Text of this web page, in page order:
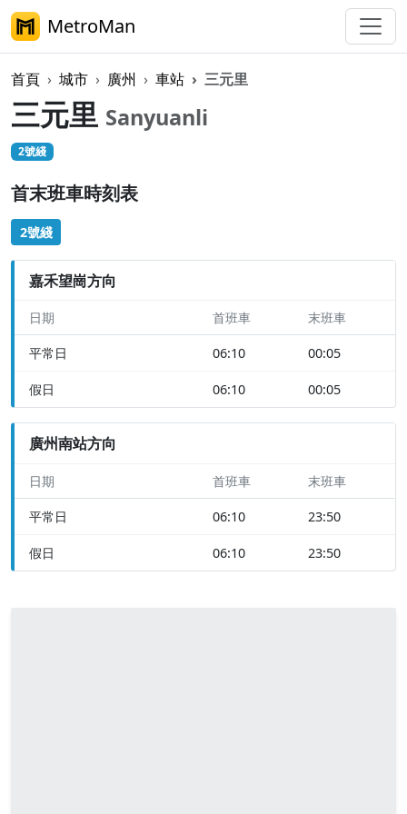
MetroMan
首頁 城市 廣州 車站 三元里
三元里 Sanyuanli
2號綫
首末班車時刻表
2號綫
嘉禾望崗方向
日期 首班車 末班車
平常日 06:10 00:05
假日 06:10 00:05
廣州南站方向
日期 首班車 末班車
平常日 06:10 23:50
假日 06:10 23:50